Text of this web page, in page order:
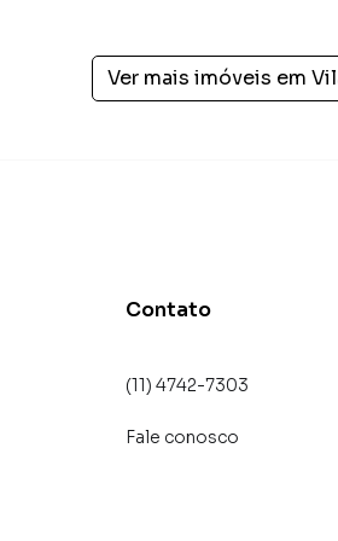
Já vendemos e locamos diversos
temos uma equipe de marketing
Ver mais imóveis em
Contato
(11) 4742-7303
Fale conosco